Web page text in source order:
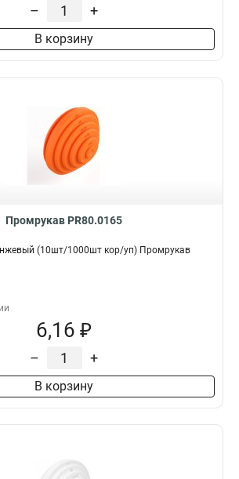
– +
В корзину
Промрукав PR80.0165
(10шт/1000шт кор/уп) Промрукав
6,16 ₽
– +
В корзину